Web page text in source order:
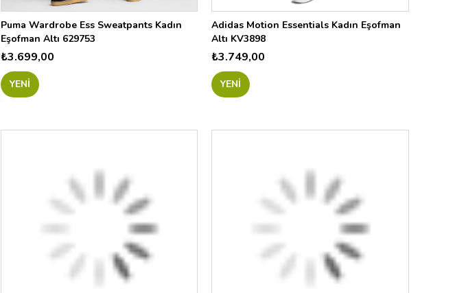
Puma Wardrobe Ess Sweatpants Kadın
Eşofman Altı 629753
₺3.699,00
YENI
Adidas Motion Essentials Kadın Eşofman
Altı KV3898
₺3.749,00
YENI